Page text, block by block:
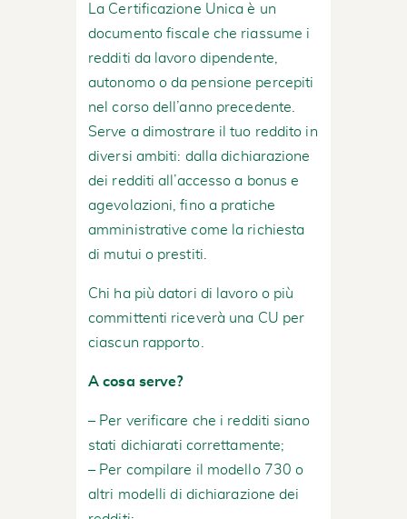
La Certificazione Unica è un
documento fiscale che riassume i
redditi da lavoro dipendente,
autonomo o da pensione percepiti
nel corso dell’anno precedente.
Serve a dimostrare il tuo reddito in
diversi ambiti: dalla dichiarazione
dei redditi all’accesso a bonus e
agevolazioni, fino a pratiche
amministrative come la richiesta
di mutui o prestiti.
Chi ha più datori di lavoro o più
committenti riceverà una CU per
ciascun rapporto.
A cosa serve?
– Per verificare che i redditi siano
stati dichiarati correttamente;
– Per compilare il modello 730 o
altri modelli di dichiarazione dei